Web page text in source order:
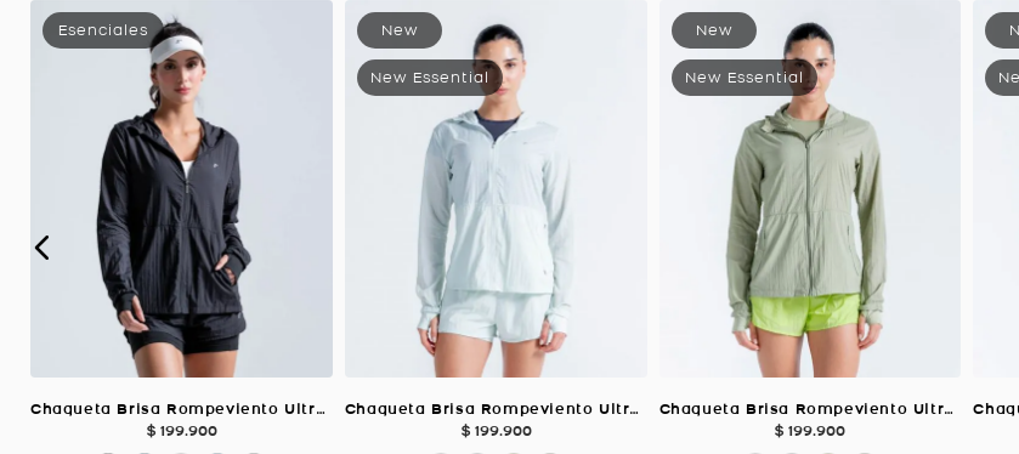
Chaqueta Brisa Rompeviento Ultra Liviana, Color Negro Para Mujer
$ 199.900
Chaqueta Brisa Rompeviento Ultra Liviana, Color AZUL NIEVE Para Mujer
$ 199.900
Chaqueta Brisa Rompeviento Ultra Liviana, Color VERDE SALVIA Para Mujer
$ 199.900